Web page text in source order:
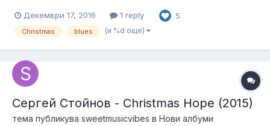
Декември 17, 2016
1 reply 5
Christmas blues (и %d още)
Сергей Стойнов - Christmas Hope (2015)
тема публикува sweetmusicvibes в Нови албуми